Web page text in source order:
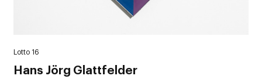
Lotto 16
Hans Jörg Glattfelder